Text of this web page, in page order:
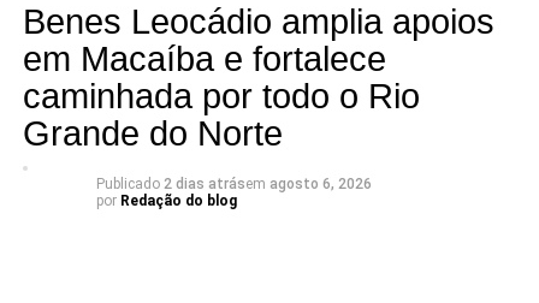
compromisso com o desenvolvimento do Rio Grande do
Norte. Um mandato presente, atuante e comprometido em
fazer a diferença na vida dos potiguares.
KALLYANNO MOTA Emilson Santos Luiz Eduardo
Há mandatos que passam. E há mandatos que deixam
resultados.
Benes Leocádio amplia apoios
em Macaíba e fortalece
caminhada por todo o Rio
Grande do Norte
Publicado 2 dias atrásem agosto 6, 2026
por Redação do blog